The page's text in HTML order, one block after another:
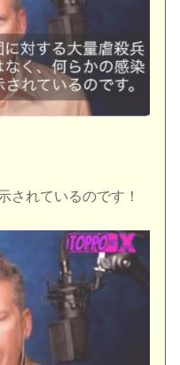
されているのです！